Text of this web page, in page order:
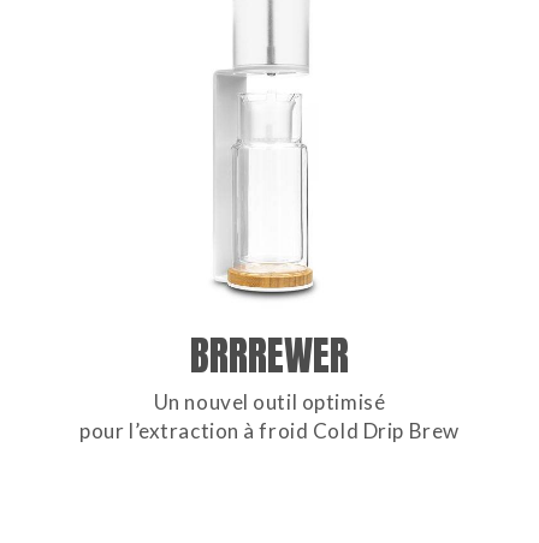
BRRREWER
Un nouvel outil optimisé
pour l’extraction à froid Cold Drip Brew